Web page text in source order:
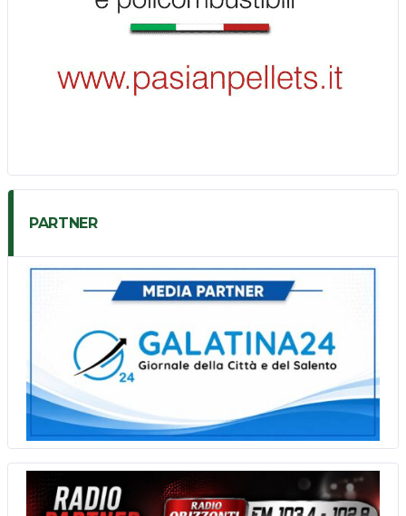
PARTNER